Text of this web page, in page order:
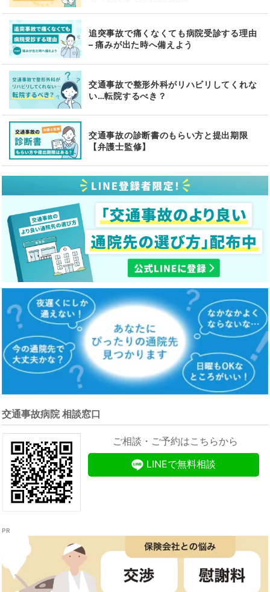
追突事故で痛くなくても病院受診する理由
– 痛みが出た時へ備えよう
交通事故で整形外科がリハビリしてくれな
い…転院するべき？
交通事故の診断書のもらい方と提出期限
【弁護士監修】
交通事故病院 相談窓口
ご相談・ご予約はこちらから
LINEで無料相談